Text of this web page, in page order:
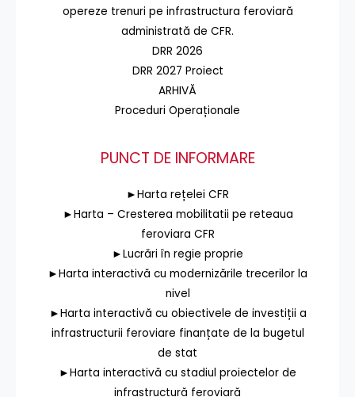
opereze trenuri pe infrastructura feroviară
administrată de CFR.
DRR 2026
DRR 2027 Proiect
ARHIVĂ
Proceduri Operaționale
PUNCT DE INFORMARE
►Harta rețelei CFR
►Harta – Cresterea mobilitatii pe reteaua
feroviara CFR
►Lucrări în regie proprie
►Harta interactivă cu modernizările trecerilor la
nivel
►Harta interactivă cu obiectivele de investiții a
infrastructurii feroviare finanțate de la bugetul
de stat
►Harta interactivă cu stadiul proiectelor de
infrastructură feroviară